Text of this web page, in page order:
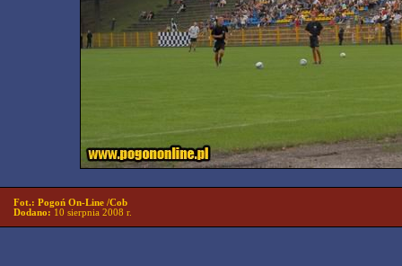
Fot.: Pogoń On-Line /Cob
Dodano: 10 sierpnia 2008 r.